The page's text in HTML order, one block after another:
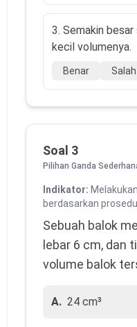
3. Semakin
kecil volumenya.
Benar Salah
Soal 3
Pilihan Ganda
Indikator:
berdasarkan
Sebuah balok
lebar 6 cm, dan
volume balok
A. 24 cm³